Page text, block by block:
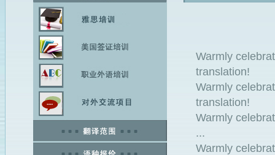
Warmly
Warmly
Warmly
...
Warmly